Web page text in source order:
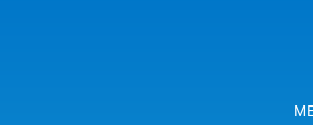
nécessaire de